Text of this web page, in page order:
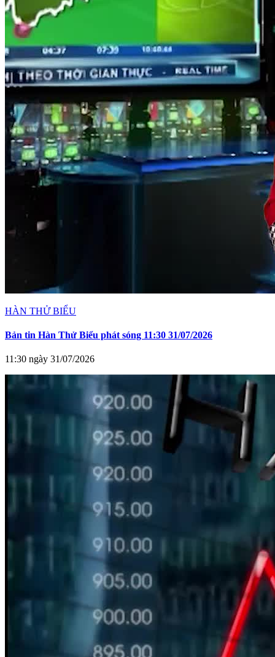
HÀN THỬ BIỂU
Bản tin Hàn Thử Biểu phát sóng 11:30 31/07/2026
11:30 ngày 31/07/2026